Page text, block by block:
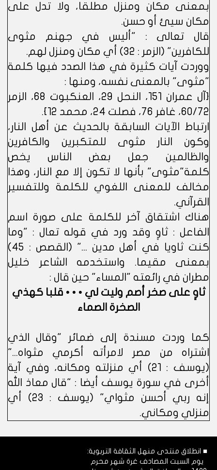
بمعنى مكان ومنزل مطلقا، ولا تدل على
مكان سيئ أو حسن.
قال تعالى : "أليس في جهنم مثوى
للكافرين" (الزمر : 32) أي مكان ومنزل لهم.
ووردت آيات كثيرة في هذا الصدد فيها كلمة
"مثوى" بالمعنى نفسه، ومنها :
{آل عمران 151، النحل 29، العنكبوت 68، الزمر
60/72، غافر 76، فصلت 24، محمد 12}.
ارتباط الآيات السابقة بالحديث عن أهل النار،
وكون النار مثوى للمتكبرين والكافرين
والظالمين جعل بعض الناس يخص
كلمة"مثوى" بأنها لا تكون إلا مع النار، وهذا
مخالف للمعنى اللغوي للكلمة وللتفسير
القرآني.
هناك اشتقاق آخر للكلمة على صورة اسم
الفاعل : ثاوٍ وقد ورد في قوله تعال : "وما
كنت ثاويا في أهل مدين ..." (القصص : 45)
بمعنى مقيما. واستخدمه الشاعر خليل
مطران في رائعته "المساء" حين قال :
ثاوٍ على صخر أصم وليت لي • • • قلبا كهذي
الصخرة الصماء
كما وردت مسندة إلى ضمائر "وقال الذي
اشتراه من مصر لامرأته أكرمي مثواه..."
(يوسف : 21) أي منزلته ومكانه، وفي آية
أخرى في سورة يوسف أيضا : "قال معاذ الله
إنه ربي أحسن مثواي" (يوسف : 23) أي
منزلي ومكاني.
■ انطلاق منتدى منهل الثقافة التربوية:
يوم السبت المصادف غرة شهر محرم